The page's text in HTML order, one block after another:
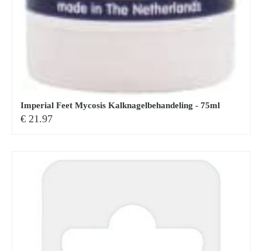
Imperial Feet Mycosis Kalknagelbehandeling - 75ml
€ 21.97